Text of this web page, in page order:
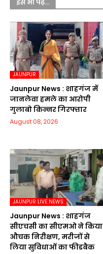
इसे भी पढ़ें...
JAUNPUR
Jaunpur News : शाहगंज में
जानलेवा हमले का आरोपी
गुलाबो किन्नर गिरफ्तार
August 08, 2026
JAUNPUR LIVE NEWS
Jaunpur News : शाहगंज
सीएचसी का सीएमओ ने किया
औचक निरीक्षण, मरीजों से
लिया सुविधाओं का फीडबैक